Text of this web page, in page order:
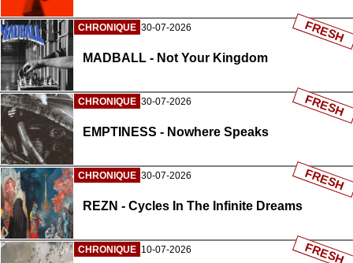
CHRONIQUE 30-07-2026
MADBALL - Not Your Kingdom
FRESH
CHRONIQUE 30-07-2026
EMPTINESS - Nowhere Speaks
FRESH
CHRONIQUE 30-07-2026
REZN - Cycles In The Infinite Dreams
FRESH
CHRONIQUE 10-07-2026 FRESH